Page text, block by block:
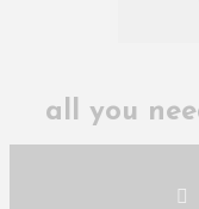
all you